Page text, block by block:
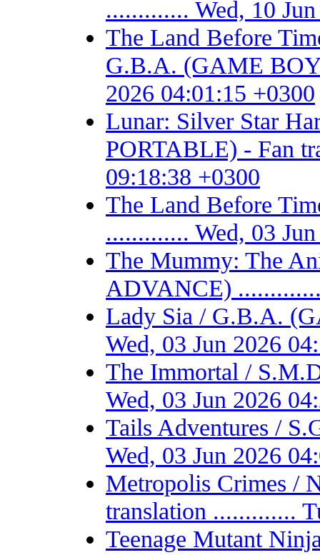
............. Wed, 10
The Land Before
G.B.A. (GAME
2026 04:01:15 +0300
Lunar: Silver Star
PORTABLE) - Fan
09:18:38 +0300
The Land Before
............. Wed, 03
The Mummy: The
ADVANCE)
Lady Sia / G.B.A.
Wed, 03 Jun 2026
The Immortal /
Wed, 03 Jun 2026
Tails Adventures /
Wed, 03 Jun 2026
Metropolis Crimes /
translation .............
Teenage Mutant